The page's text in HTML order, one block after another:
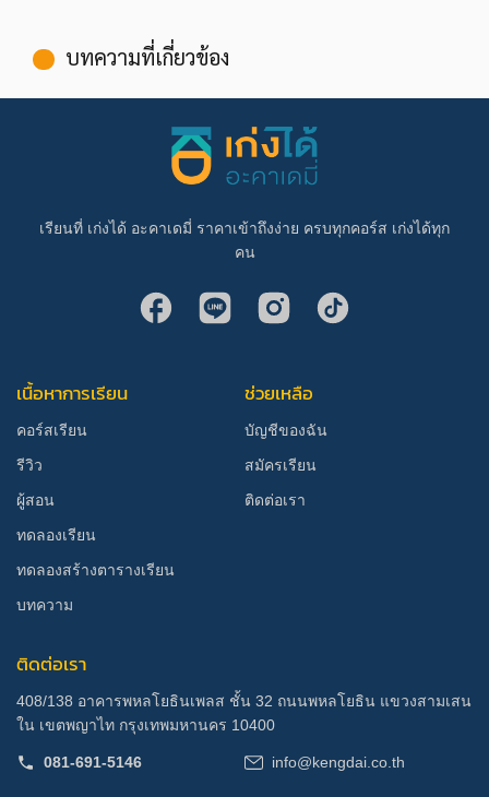
บทความที่เกี่ยวข้อง
เรียนที่ เก่งได้ อะคาเดมี่ ราคาเข้าถึงง่าย ครบทุกคอร์ส เก่งได้ทุก
คน
เนื้อหาการเรียน
คอร์สเรียน
รีวิว
ผู้สอน
ทดลองเรียน
ทดลองสร้างตารางเรียน
บทความ
ช่วยเหลือ
บัญชีของฉัน
สมัครเรียน
ติดต่อเรา
ติดต่อเรา
408/138 อาคารพหลโยธินเพลส ชั้น 32 ถนนพหลโยธิน แขวงสามเสน
ใน เขตพญาไท กรุงเทพมหานคร 10400
081-691-5146 info@kengdai.co.th